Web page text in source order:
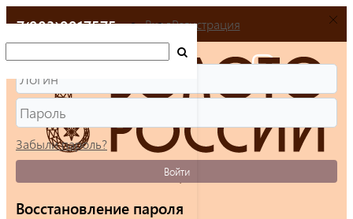
+7(903)9917575 ВходРегистрация
Забыли пароль?
Войти
Восстановление пароля